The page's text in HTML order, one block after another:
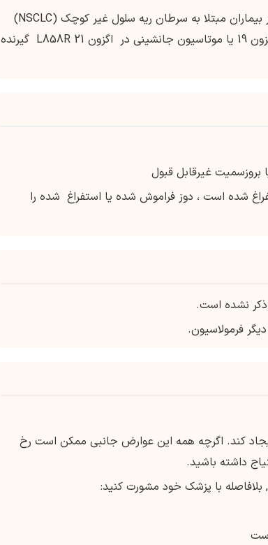
سرطان ریه سلول غیر کوچک ، متاستاتیک: خط اول درمان در بیماران مبتلا به سرطان ریه سلول غیر کوچک (NSCLC)
که که توسط یک آزمایش تایید شده موتاسیون حذفی در اگزون 19 یا موتاسیون جانشینی در اگزون 21 L858R گیرنده
شده است ، دوز فراموش شده یا استفراغ شده را
ذکر نشده است.
فرمولاسیون.
ایجاد کند. اگرچه همه این عوارض جانبی ممکن است رخ
داشته باشید.
با پزشک خود مشورت کنید: